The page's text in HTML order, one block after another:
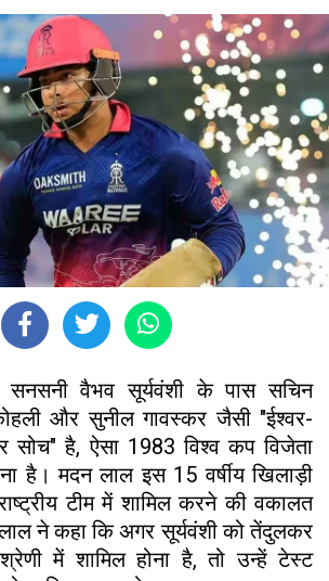
सनसनी वैभव सूर्यवंशी के पास सचिन
और सुनील गावस्कर जैसी "ईश्वर-
सोच" है, ऐसा 1983 विश्व कप विजेता
है। मदन लाल इस 15 वर्षीय खिलाड़ी
टीम में शामिल करने की वकालत
ने कहा कि अगर सूर्यवंशी को तेंदुलकर
में शामिल होना है, तो उन्हें टेस्ट